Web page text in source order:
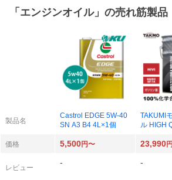
「 エンジンオイル」の売れ筋製品
製品名
Castrol EDGE 5W-40
SN A3 B4 4L×1個
TAKUMI
ル HIGH
P RC GF-
価格 5,500円〜 23,990
レビュー
- -